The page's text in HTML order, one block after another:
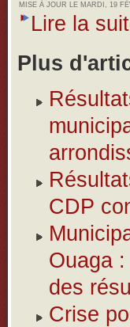
MISE À JOUR LE MARDI, 19
Lire la
Plus
CDP
Ouaga
des
Crise